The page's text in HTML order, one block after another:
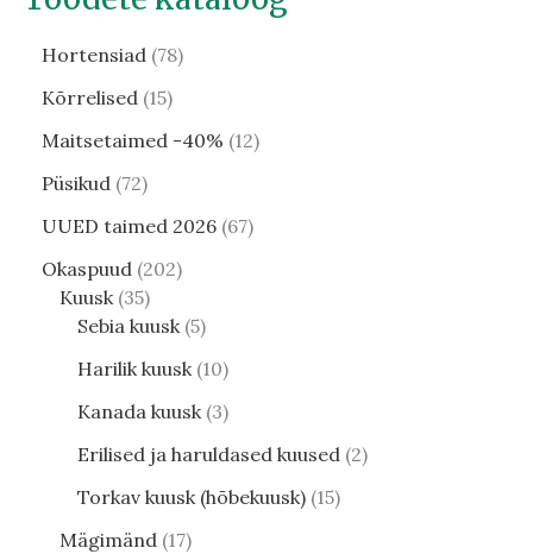
Hortensiad 78
Kõrrelised 15
Maitsetaimed -40% 12
Püsikud 72
UUED taimed 2026 67
Okaspuud 202
Kuusk 35
Sebia kuusk 5
Harilik kuusk 10
Kanada kuusk 3
Erilised ja haruldased kuused 2
Torkav kuusk (hõbekuusk) 15
Mägimänd 17